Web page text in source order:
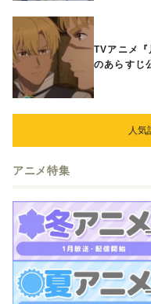
TVアニメ
のあらすじ
人気
アニメ特集